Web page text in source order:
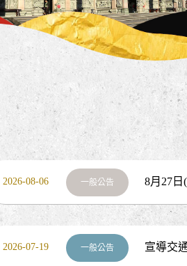
2026-08-06 一般公告 8月27
停一次
2026-07-19 一般公告 宣導交